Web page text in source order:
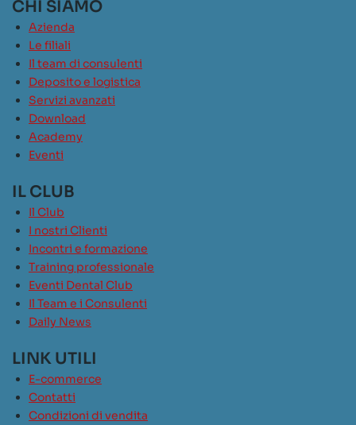
CHI SIAMO
Azienda
Le filiali
Il team di consulenti
Deposito e logistica
Servizi avanzati
Download
Academy
Eventi
IL CLUB
Il Club
I nostri Clienti
Incontri e formazione
Training professionale
Eventi Dental Club
Il Team e i Consulenti
Daily News
LINK UTILI
E-commerce
Contatti
Condizioni di vendita